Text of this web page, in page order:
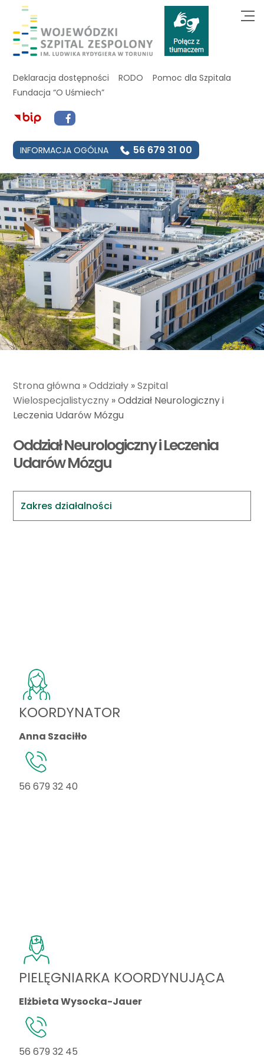
Deklaracja dostępności RODO
Pomoc dla Szpitala
Fundacja “O Uśmiech”
INFORMACJA OGÓLNA 56 679 31 00
Strona główna »Oddziały »Szpital
Wielospecjalistyczny »Oddział Neurologiczny i
Leczenia Udarów Mózgu
Oddział Neurologiczny i Leczenia
Udarów Mózgu
Zakres działalności
KOORDYNATOR
Anna Szaciłło
56 679 32 40
PIELĘGNIARKA KOORDYNUJĄCA
Elżbieta Wysocka-Jauer
56 679 32 45